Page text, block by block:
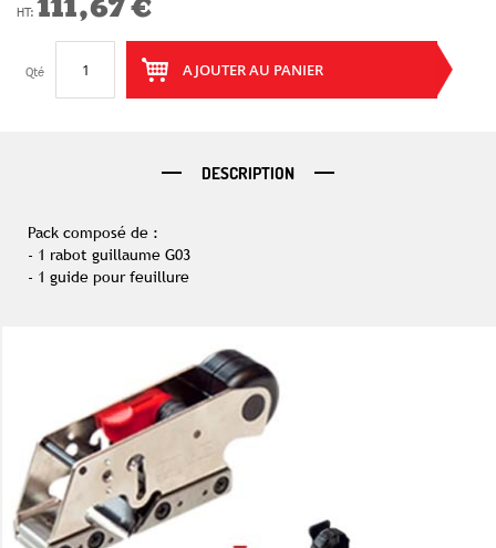
111,67 €
Qté AJOUTER AU PANIER
DESCRIPTION
Pack composé de :
- 1 rabot guillaume G03
- 1 guide pour feuillure